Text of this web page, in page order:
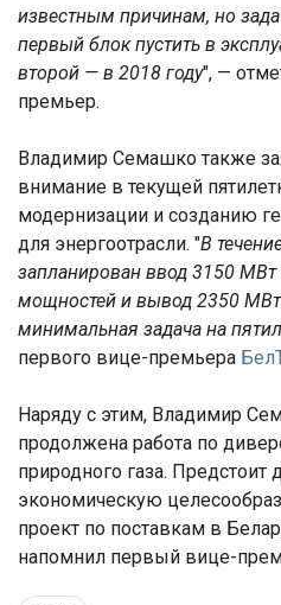
известным причинам, но
первый блок пустить в
второй — в 2018 году", —
премьер.
Владимир Семашко также
внимание в текущей
модернизации и созданию
для энергоотрасли. "В
запланирован ввод 3150
мощностей и вывод 2350 МВт
минимальная задача на
первого вице-премьера
Наряду с этим, Владимир
продолжена работа по
природного газа. Предстоит
экономическую
проект по поставкам в
напомнил первый вице-